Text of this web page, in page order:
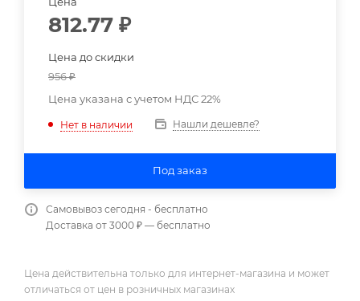
812.77 ₽
Цена до скидки
956₽
Цена указана с учетом НДС 22%
Нет в наличии Нашли дешевле?
Под заказ
Самовывоз сегодня - бесплатно
Доставка от 3000 ₽ — бесплатно
Цена действительна только для интернет-магазина и может
отличаться от цен в розничных магазинах